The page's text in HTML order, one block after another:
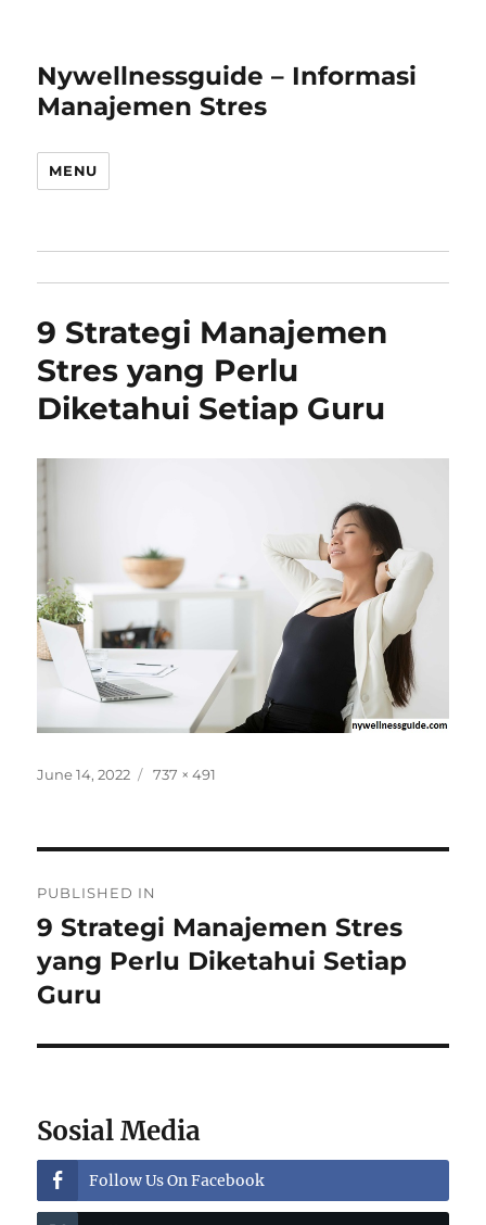
Nywellnessguide – Informasi
Manajemen Stres
MENU
9 Strategi Manajemen
Stres yang Perlu
Diketahui Setiap Guru
Posted
June 14, 2022
Full
737 × 491
navigation
PUBLISHED IN
9 Strategi Manajemen Stres
yang Perlu Diketahui Setiap
Guru
Sosial Media
Follow Us On Facebook